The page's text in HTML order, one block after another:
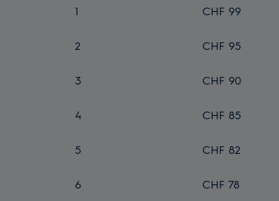
1 CHF 99
2 CHF 95
3 CHF 90
4 CHF 85
5 CHF 82
6 CHF 78